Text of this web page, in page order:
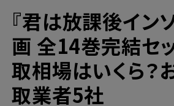
取！
高価買取ならブックサプラ
今なら期間限定のキャンペ
『君は放課後イン
画 全14巻完結セ
取相場はいくら？
取業者5社